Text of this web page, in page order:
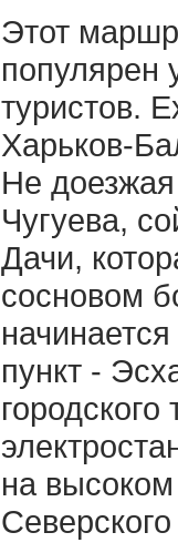
Этот
популярен
туристов.
Харьков-
Не
Чугуева,
Дачи,
сосновом
пункт -
городского
на